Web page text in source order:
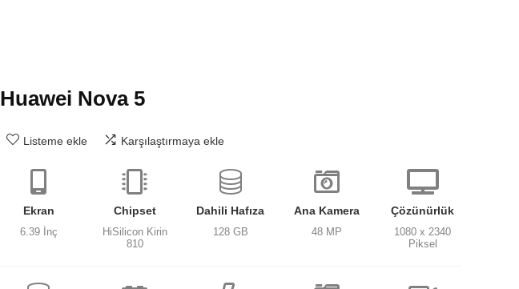
Huawei Nova 5
Listeme ekle Karşılaştırmaya ekle
Ekran
6.39 İnç
Chipset
HiSilicon Kirin
810
Dahili Hafıza
128 GB
Ana Kamera
48 MP
Çözünürlük
1080 x 2340
Piksel